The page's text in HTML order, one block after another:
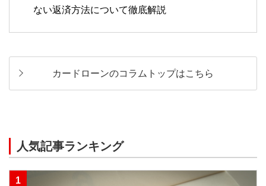
ない返済方法について徹底解説
カードローンのコラムトップはこちら
人気記事ランキング